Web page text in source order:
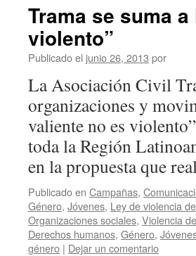
Trama se suma
violento”
Publicado el junio 26, 2013 por
La Asociación Civil
organizaciones y
valiente no es
toda la Región
en la propuesta que
Publicado en Campañas,
Género, Jóvenes, Ley de violencia
Organizaciones sociales, Violencia
Derechos humanos, Género,
género | Dejar un comentario